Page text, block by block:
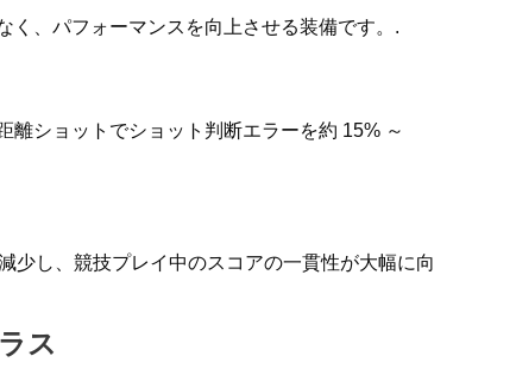
く、パフォーマンスを向上させる装備です。.
ショットでショット判断エラーを約 15% ～
少し、競技プレイ中のスコアの一貫性が大幅に向
ス